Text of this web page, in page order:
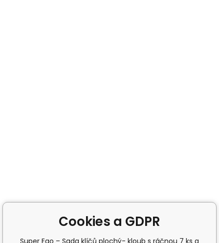
Cookies a GDPR
Super Ego – Sada klíčů plochý- kloub s ráčnou 7 ks a